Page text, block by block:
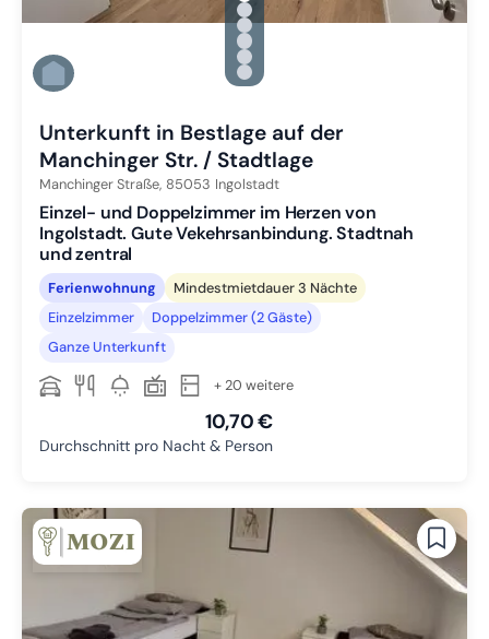
Zu Slide 1 wechseln
Zu Slide 2 wechseln
Zu Slide 3 wechseln
Zu Slide 4 wechseln
Zu Slide 5 wechseln
Zu Slide 6 wechseln
Unterkunft in Bestlage auf der
Manchinger Str. / Stadtlage
Manchinger Straße, 85053 Ingolstadt
Einzel- und Doppelzimmer im Herzen von
Ingolstadt. Gute Vekehrsanbindung. Stadtnah
und zentral
Ferienwohnung
Mindestmietdauer 3 Nächte
Einzelzimmer
Doppelzimmer (2 Gäste)
Ganze Unterkunft
+ 20 weitere
10,70 €
Durchschnitt pro Nacht & Person